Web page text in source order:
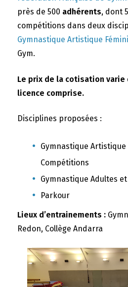
près de 500 adhérents, dont
compétitions dans deux
Gymnastique Artistique
Gym.
Le prix de la cotisation varie
licence comprise.
Disciplines proposées :
Gymnastique
Compétitions
Gymnastique Adultes et
Parkour
Lieux d’entrainements :
Redon, Collège Andarra